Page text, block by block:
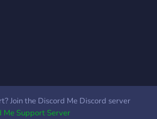
Join the Discord Me Discord server
Me Support Server